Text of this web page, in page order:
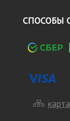
СПОСОБЫ